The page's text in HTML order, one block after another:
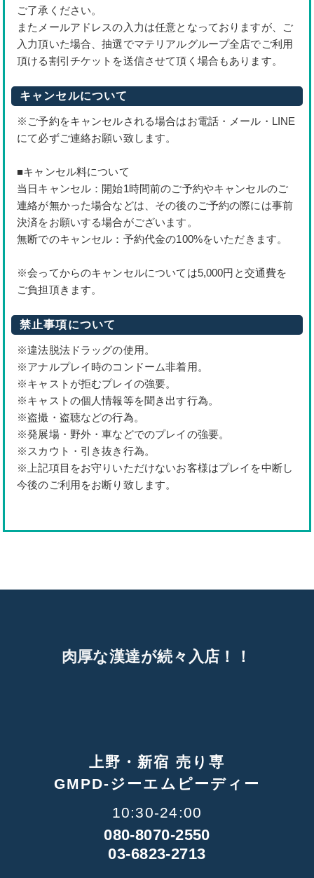
ご了承ください。
またメールアドレスの入力は任意となっておりますが、ご
入力頂いた場合、抽選でマテリアルグループ全店でご利用
頂ける割引チケットを送信させて頂く場合もあります。
キャンセルについて
※ご予約をキャンセルされる場合はお電話・メール・LINE
にて必ずご連絡お願い致します。
■キャンセル料について
当日キャンセル：開始1時間前のご予約やキャンセルのご
連絡が無かった場合などは、その後のご予約の際には事前
決済をお願いする場合がございます。
無断でのキャンセル：予約代金の100%をいただきます。
※会ってからのキャンセルについては5,000円と交通費を
ご負担頂きます。
禁止事項について
※違法脱法ドラッグの使用。
※アナルプレイ時のコンドーム非着用。
※キャストが拒むプレイの強要。
※キャストの個人情報等を聞き出す行為。
※盗撮・盗聴などの行為。
※発展場・野外・車などでのプレイの強要。
※スカウト・引き抜き行為。
※上記項目をお守りいただけないお客様はプレイを中断し
今後のご利用をお断り致します。
が続々 入店！ ！
上野・新宿 売り専
GMPD-ジーエムピーディー
10:30-24:00
080-8070-2550
03-6823-2713